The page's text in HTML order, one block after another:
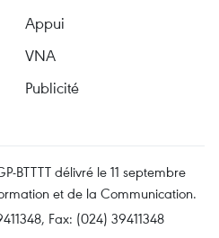
Appui
VNA
Publicité
BTTTT délivré le 11 septembre
et de la Communication.
Fax: (024) 39411348